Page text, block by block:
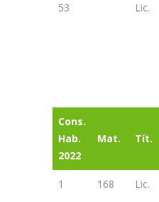
53 Lic.
Cons.
Hab.
2022
Mat. Tít.
1 168 Lic.